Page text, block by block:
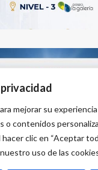
mejorar su
o contenidos
clic en “Aceptar
uso de las